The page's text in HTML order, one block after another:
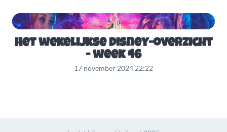
Het wekelijkse Disney-overzicht
- week 46
17 november 2024 22:22